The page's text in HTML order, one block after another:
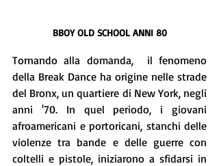
BBOY OLD SCHOOL ANNI 80
Tornando alla domanda,  il fenomeno
della Break Dance ha origine nelle strade
del Bronx, un quartiere di New York, negli
anni '70. In quel periodo, i giovani
afroamericani e portoricani, stanchi delle
violenze tra bande e delle guerre con
coltelli e pistole, iniziarono a sfidarsi in